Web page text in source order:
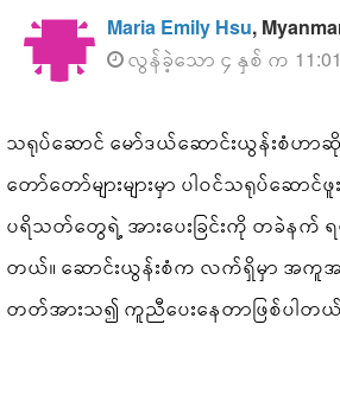
Maria Emily Hsu,
လွန်ခဲ့သော ၄ နှစ် က 11:01
သရုပ်ဆောင် မော်ဒယ်ဆောင်းယွန်းစံဟာ
တော်တော်များများမှာ ပါဝင်သရုပ်ဆော
ပရိသတ်တွေရဲ့ အားပေးခြင်းကို တခဲနက် ရ
တယ်။ ဆောင်းယွန်းစံက လက်ရှိမှာ အ
တတ်အားသ၍ ကူညီပေးနေတာဖြစ်ပါတယ်